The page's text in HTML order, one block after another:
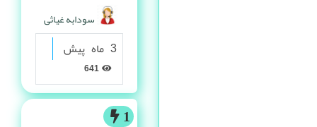
سودابه غیاثی
3 ماه پیش
1